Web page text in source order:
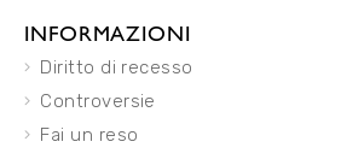
INFORMAZIONI
Diritto di recesso
Controversie
Fai un reso